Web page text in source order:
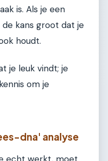
is. Als je een
kans groot dat je
houdt.
je leuk vindt; je
om je
dna' analyse